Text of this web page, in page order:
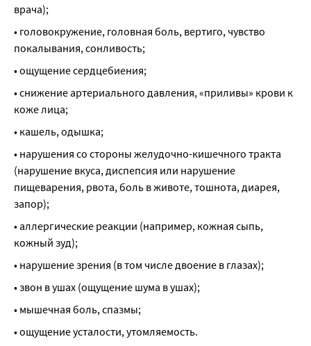
врача);
• головокружение, головная боль, вертиго, чувство
покалывания, сонливость;
• ощущение сердцебиения;
• снижение артериального давления, «приливы» крови к
коже лица;
• кашель, одышка;
• нарушения со стороны желудочно-кишечного тракта
(нарушение вкуса, диспепсия или нарушение
пищеварения, рвота, боль в животе, тошнота, диарея,
запор);
• аллергические реакции (например, кожная сыпь,
кожный зуд);
• нарушение зрения (в том числе двоение в глазах);
• звон в ушах (ощущение шума в ушах);
• мышечная боль, спазмы;
• ощущение усталости, утомляемость.